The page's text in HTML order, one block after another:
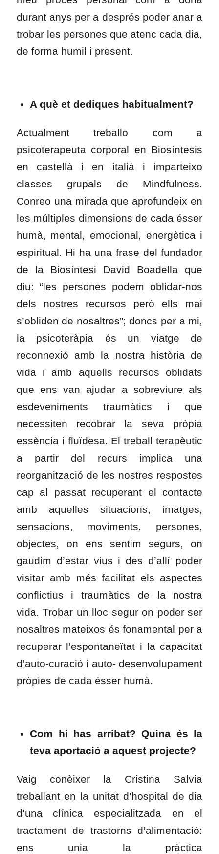
durant anys per a després poder anar a
trobar les persones que atenc cada dia,
de forma humil i present.
A què et dediques habitualment?
Actualment treballo com a
psicoterapeuta corporal en Biosíntesis
en castellà i en italià i imparteixo
classes grupals de Mindfulness.
Conreo una mirada que aprofundeix en
les múltiples dimensions de cada ésser
humà, mental, emocional, energètica i
espiritual. Hi ha una frase del fundador
de la Biosíntesi David Boadella que
diu: “les persones podem oblidar-nos
dels nostres recursos però ells mai
s’obliden de nosaltres”; doncs per a mi,
la psicoteràpia és un viatge de
reconnexió amb la nostra història de
vida i amb aquells recursos oblidats
que ens van ajudar a sobreviure als
esdeveniments traumàtics i que
necessiten recobrar la seva pròpia
essència i fluïdesa. El treball terapèutic
a partir del recurs implica una
reorganització de les nostres respostes
cap al passat recuperant el contacte
amb aquelles situacions, imatges,
sensacions, moviments, persones,
objectes, on ens sentim segurs, on
gaudim d’estar vius i des d’allí poder
visitar amb més facilitat els aspectes
conflictius i traumàtics de la nostra
vida. Trobar un lloc segur on poder ser
nosaltres mateixos és fonamental per a
recuperar l’espontaneïtat i la capacitat
d’auto-curació i auto- desenvolupament
pròpies de cada ésser humà.
Com hi has arribat? Quina és la
teva aportació a aquest projecte?
Vaig conèixer la Cristina Salvia
treballant en la unitat d’hospital de dia
d’una clínica especialitzada en el
tractament de trastorns d’alimentació:
ens unia la pràctica